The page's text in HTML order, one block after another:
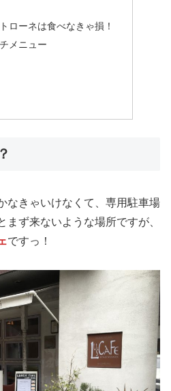
ローネは食べなきゃ損！
メニュー
きゃいけなくて、専用駐車場
まず来ないような場所ですが、
ですっ！